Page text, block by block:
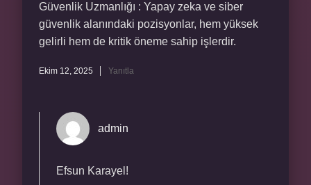
Güvenlik Uzmanlığı : Yapay zeka ve siber
güvenlik alanındaki pozisyonlar, hem yüksek
gelirli hem de kritik öneme sahip işlerdir.
Ekim 12, 2025 Yanıtla
admin
Efsun Karayel!